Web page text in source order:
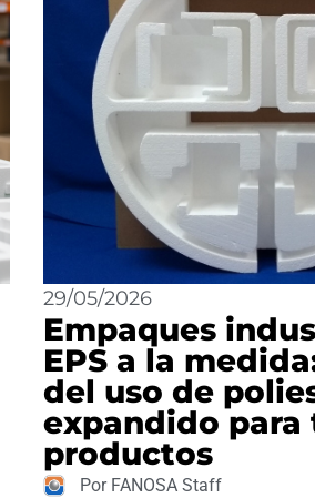
29/05/2026
Empaques
EPS a la
del uso de
expandido para
productos
Por FANOSA Staff